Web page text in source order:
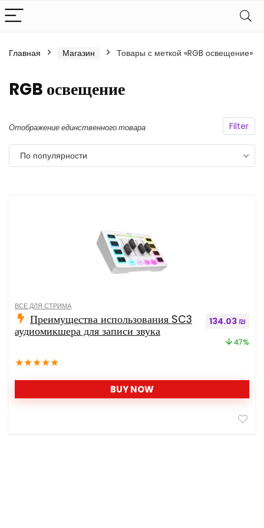
Главная Магазин Товары с меткой «RGB освещение»
RGB освещение
Filter
Отображение единственного товара
По популярности
ВСЕ ДЛЯ СТРИМА
Преимущества использования SC3
аудиомикшера для записи звука
★★★★★
134.03 ₪
47%
BUY NOW